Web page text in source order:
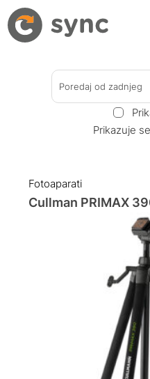
Poredaj od zadnjeg
Prikazuje
Fotoaparati
Cullman PRIMAX